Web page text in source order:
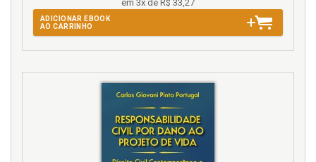
em 3x de R$ 33,27
ADICIONAR EBOOK
AO CARRINHO